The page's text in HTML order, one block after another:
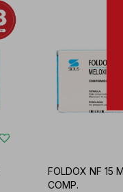
FOLDOX NF 15
COMP.